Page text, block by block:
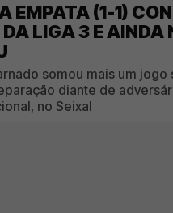
EMPATA (1-1)
DA LIGA 3 E AINDA
somou mais um jogo
diante de
no Seixal